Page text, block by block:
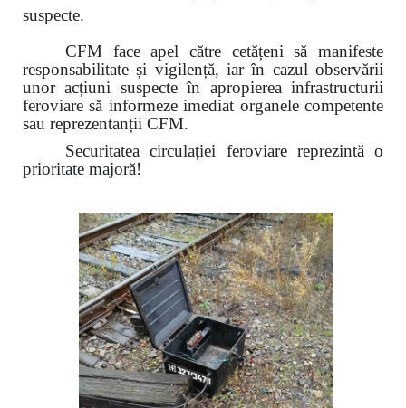
suspecte.
CFM face apel către cetățeni să manifeste
responsabilitate și vigilență, iar în cazul observării
unor acțiuni suspecte în apropierea infrastructurii
feroviare să informeze imediat organele competente
sau reprezentanții CFM.
Securitatea circulației feroviare reprezintă o
prioritate majoră!